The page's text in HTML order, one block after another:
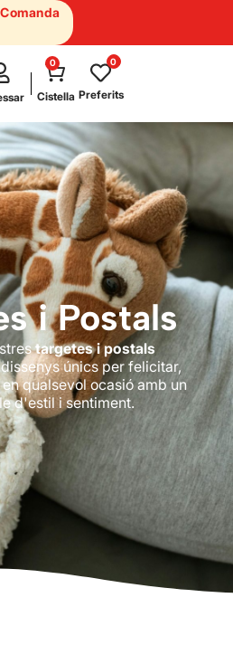
test
0
Cistella Preferits
0
i Postals
targetes i postals
únics per felicitar,
qualsevol ocasió amb un
d'estil i sentiment.